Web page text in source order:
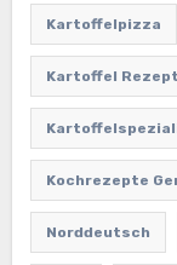
Kartoffelpizza
Kartoffel
Kochrezepte
Norddeutsch